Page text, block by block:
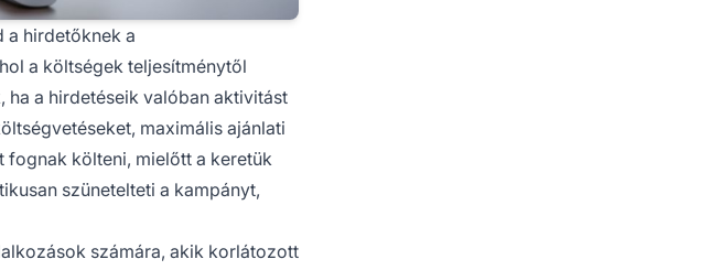
a hirdetőknek a
a költségek teljesítménytől
a hirdetéseik valóban aktivitást
maximális ajánlati
fognak költeni, mielőtt a keretük
szünetelteti a kampányt,
számára, akik korlátozott